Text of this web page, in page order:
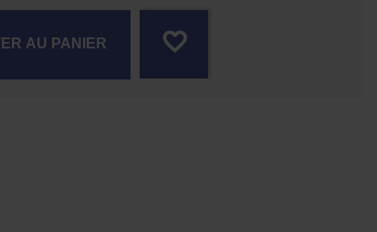
AU PANIER favorite_border